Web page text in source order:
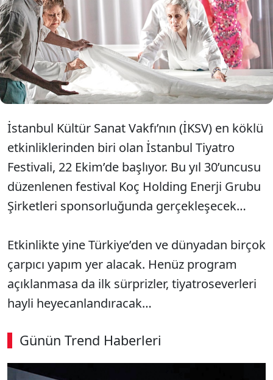
buluşacak. Açılışını ise uluslararası
sahnenin en vizyoner yönetmenlerinden
Caroline Guiela Nguyen imzalı Lacrima ile
yapacak.
İstanbul Kültür Sanat Vakfı’nın (İKSV) en köklü
etkinliklerinden biri olan İstanbul Tiyatro
Festivali, 22 Ekim’de başlıyor. Bu yıl 30’uncusu
düzenlenen festival Koç Holding Enerji Grubu
Şirketleri sponsorluğunda gerçekleşecek…
Etkinlikte yine Türkiye’den ve dünyadan birçok
çarpıcı yapım yer alacak. Henüz program
açıklanmasa da ilk sürprizler, tiyatroseverleri
hayli heyecanlandıracak…
Günün Trend Haberleri
00:03 / 02:14